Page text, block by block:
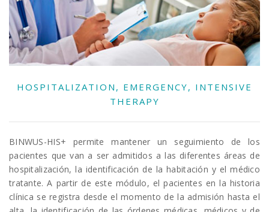
HOSPITALIZATION, EMERGENCY, INTENSIVE
THERAPY
BINWUS-HIS+ permite mantener un seguimiento de los
pacientes que van a ser admitidos a las diferentes áreas de
hospitalización, la identificación de la habitación y el médico
tratante. A partir de este módulo, el pacientes en la historia
clínica se registra desde el momento de la admisión hasta el